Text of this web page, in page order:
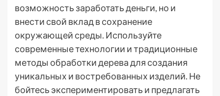
возможность заработать деньги, но и
внести свой вклад в сохранение
окружающей среды. Используйте
современные технологии и традиционные
методы обработки дерева для создания
уникальных и востребованных изделий. Не
бойтесь экспериментировать и предлагать